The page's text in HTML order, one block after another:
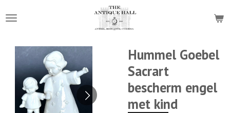
direct
hoofdinhoud
Hummel Goebel
Sacrart
bescherm engel
met kind